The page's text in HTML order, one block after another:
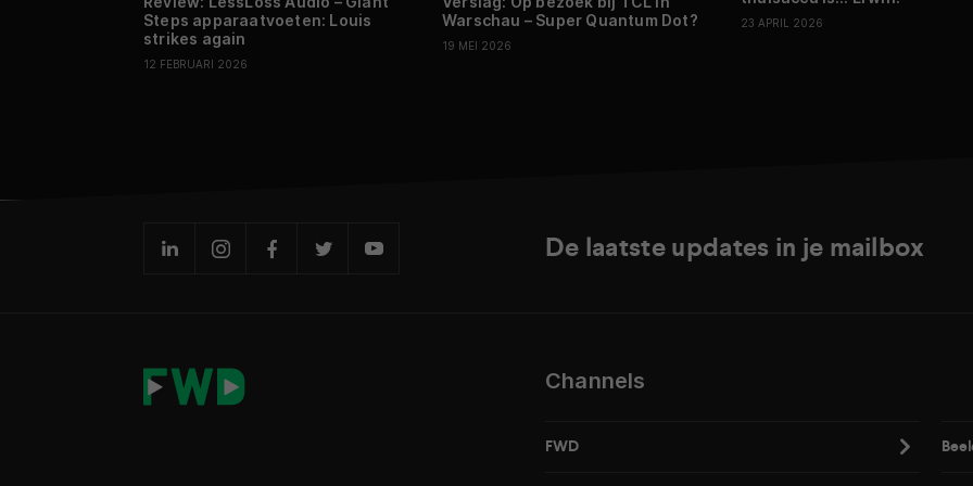
Steps apparaatvoeten: Louis
strikes again
12 FEBRUARI 2026
Warschau – Super Quantum Dot?
19 MEI 2026
23 APRIL 2026
De laatste updates in je mailbox
Channels
FWD